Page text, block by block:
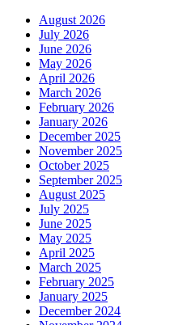
August 2026
July 2026
June 2026
May 2026
April 2026
March 2026
February 2026
January 2026
December 2025
November 2025
October 2025
September 2025
August 2025
July 2025
June 2025
May 2025
April 2025
March 2025
February 2025
January 2025
December 2024